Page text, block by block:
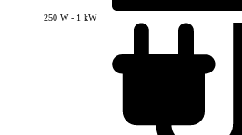
250 W - 1 kW